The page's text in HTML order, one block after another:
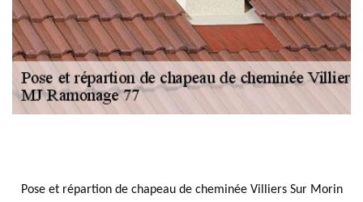
Pose et répartion de chapeau de cheminée Villiers Sur Morin